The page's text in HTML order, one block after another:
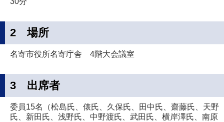
2 場所
名寄市役所名寄庁舎 4階大会議室
3 出席者
委員15名（松島氏、俵氏、久保氏、田中氏、齋藤氏、天野
氏、新田氏、浅野氏、中野渡氏、武田氏、横岸澤氏、南原